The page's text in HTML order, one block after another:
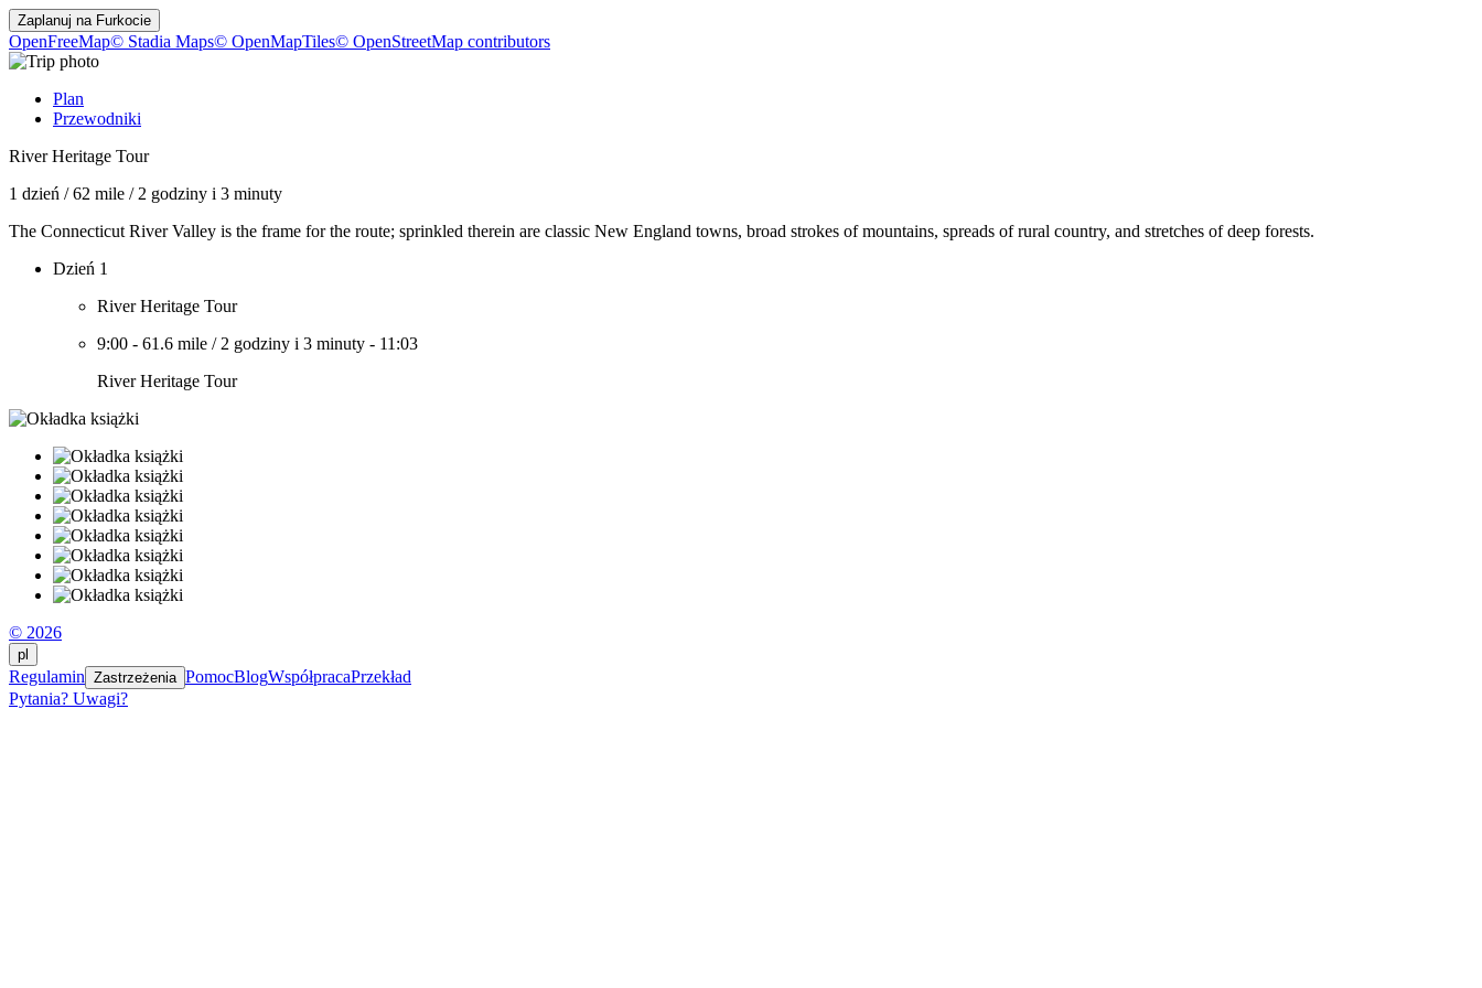
Zaplanuj na Furkocie
OpenFreeMap© Stadia Maps© OpenMapTiles© OpenStreetMap contributors
Plan
Przewodniki
River Heritage Tour
1 dzień /62 mile / 2 godziny i 3 minuty
The Connecticut River Valley is the frame for the route; sprinkled therein are classic New England towns, broad strokes of mountains, spreads of rural country, and stretches of deep forests.
Dzień 1
River Heritage Tour
9:00 - 61.6 mile / 2 godziny i 3 minuty - 11:03
River Heritage Tour
© 2026
pl
Regulamin Zastrzeżenia PomocBlogWspółpracaPrzekład
Pytania? Uwagi?